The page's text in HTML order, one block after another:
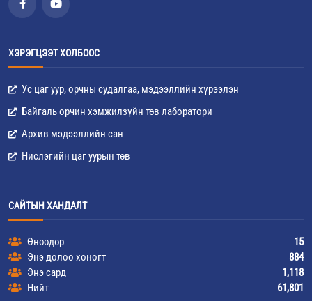
ХЭРЭГЦЭЭТ ХОЛБООС
Ус цаг уур, орчны судалгаа, мэдээллийн хүрээлэн
Байгаль орчин хэмжилзүйн төв лаборатори
Архив мэдээллийн сан
Нислэгийн цаг уурын төв
САЙТЫН ХАНДАЛТ
Өнөөдөр
15
Энэ долоо хоногт
884
Энэ сард
1,118
Нийт
61,801